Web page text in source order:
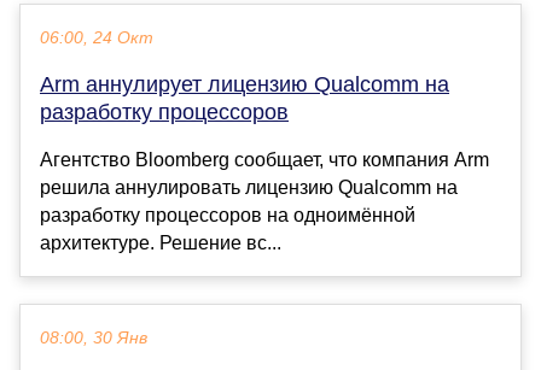
06:00, 24 Окт
Arm аннулирует лицензию Qualcomm на
разработку процессоров
Агентство Bloomberg сообщает, что компания Arm
решила аннулировать лицензию Qualcomm на
разработку процессоров на одноимённой
архитектуре. Решение вс...
08:00, 30 Янв